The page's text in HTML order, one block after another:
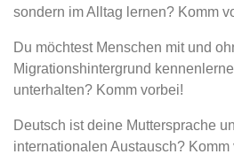
sondern im Alltag lernen? Komm
Du möchtest Menschen mit und
Migrationshintergrund
unterhalten? Komm vorbei!
Deutsch ist deine Muttersprache
internationalen Austausch? Komm